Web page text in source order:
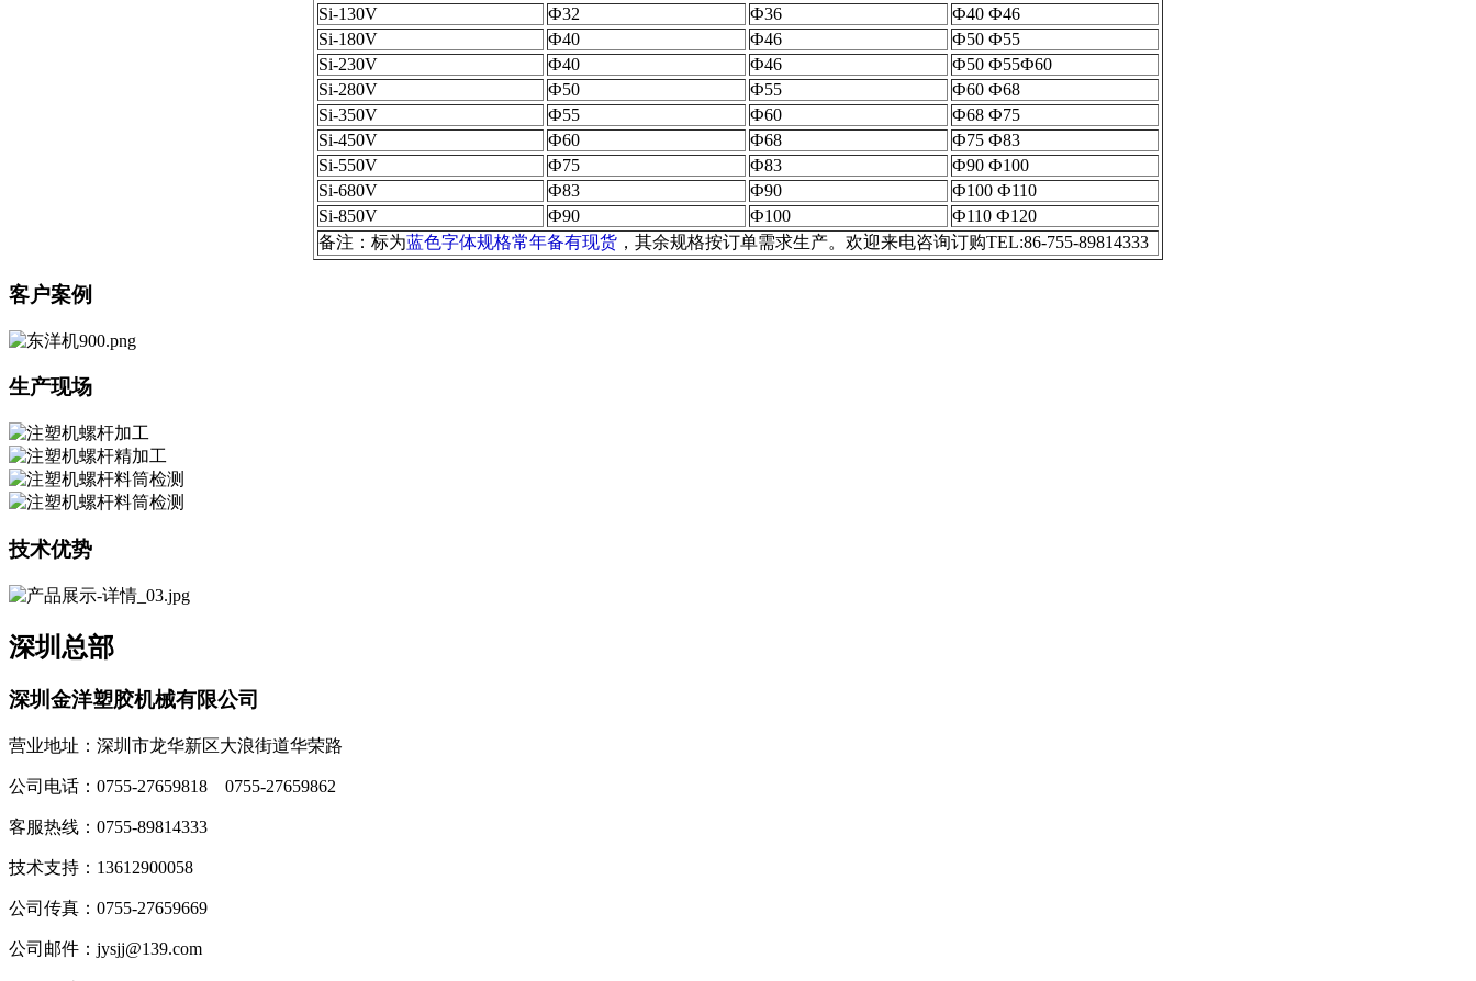
Si-130V
Ф32 Ф36
Ф40 Ф46
Si-180V
Ф40 Ф46
Ф50 Ф55
Si-230V
Ф40 Ф46
Ф50 Ф55Ф60
Si-280V
Ф50 Ф55
Ф60 Ф68
Si-350V
Ф55 Ф60
Ф68 Ф75
Si-450V
Ф60 Ф68
Ф75 Ф83
Si-550V
Ф75 Ф83
Ф90 Ф100
Si-680V
Ф83 Ф90
Ф100 Ф110
Si-850V
Ф90 Ф100
Ф110 Ф120
备注：标为蓝色字体规格常年备有现货 ，其余规格按订单需求生产。欢迎来电咨询订购TEL:86-755-89814333
客户案例
生产现场
技术优势
深圳总部
深圳金洋塑胶机械有限公司
营业地址：深圳市龙华新区大浪街道华荣路
公司电话：0755-27659818 0755-27659862
客服热线：0755-89814333
技术支持：13612900058
公司传真：0755-27659669
公司邮件： jysjj@139.com